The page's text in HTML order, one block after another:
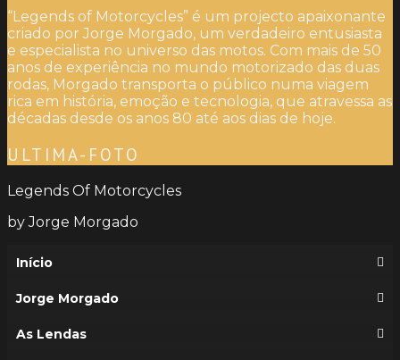
“Legends of Motorcycles” é um projecto apaixonante
criado por Jorge Morgado, um verdadeiro entusiasta
e especialista no universo das motos. Com mais de 50
anos de experiência no mundo motorizado das duas
rodas, Morgado transporta o público numa viagem
rica em história, emoção e tecnologia, que atravessa as
décadas desde os anos 80 até aos dias de hoje.
ULTIMA-FOTO
Legends Of Motorcycles
by Jorge Morgado
Início
Jorge Morgado
As Lendas